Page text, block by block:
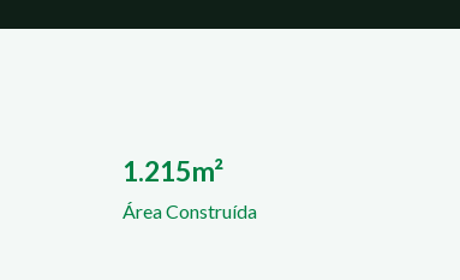
1.215m²
Área Construída